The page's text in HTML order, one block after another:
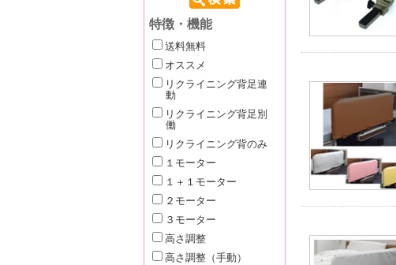
特徴・機能
送料無料
オススメ
リクライニング背足連
動
リクライニング背足別
働
リクライニング背のみ
１モーター
１＋１モーター
２モーター
３モーター
高さ調整
高さ調整（手動）